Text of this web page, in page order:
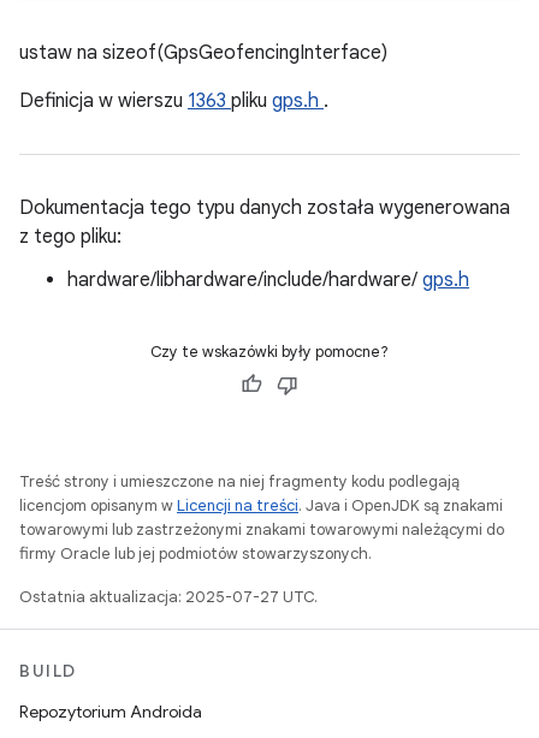
ustaw na sizeof(GpsGeofencingInterface)
Definicja w wierszu 1363 pliku gps.h .
Dokumentacja tego typu danych została wygenerowana
z tego pliku:
hardware/libhardware/include/hardware/ gps.h
Czy te wskazówki były pomocne?
Treść strony i umieszczone na niej fragmenty kodu podlegają
licencjom opisanym wLicencji na treści. Java i OpenJDK są znakami
towarowymi lub zastrzeżonymi znakami towarowymi należącymi do
firmy Oracle lub jej podmiotów stowarzyszonych.
Ostatnia aktualizacja: 2025-07-27 UTC.
BUILD
Repozytorium Androida